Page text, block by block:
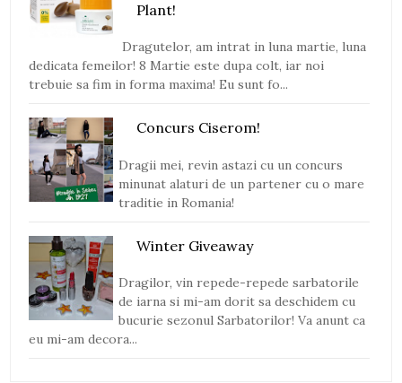
Plant!
Dragutelor, am intrat in luna martie, luna
dedicata femeilor! 8 Martie este dupa colt, iar noi
trebuie sa fim in forma maxima! Eu sunt fo...
Concurs Ciserom!
Dragii mei, revin astazi cu un concurs
minunat alaturi de un partener cu o mare
traditie in Romania!
Winter Giveaway
Dragilor, vin repede-repede sarbatorile
de iarna si mi-am dorit sa deschidem cu
bucurie sezonul Sarbatorilor! Va anunt ca
eu mi-am decora...